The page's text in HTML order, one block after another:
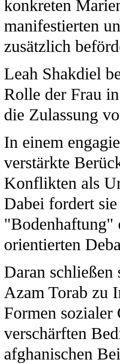
konkreten
manifestierten
zusätzlich
Leah Shakdiel
Rolle der Frau
die Zulassung
In einem
verstärkte
Konflikten als
Dabei fordert
"Bodenhaftung"
orientierten
Daran
Azam Torab zu
Formen
verschärften
afghanischen